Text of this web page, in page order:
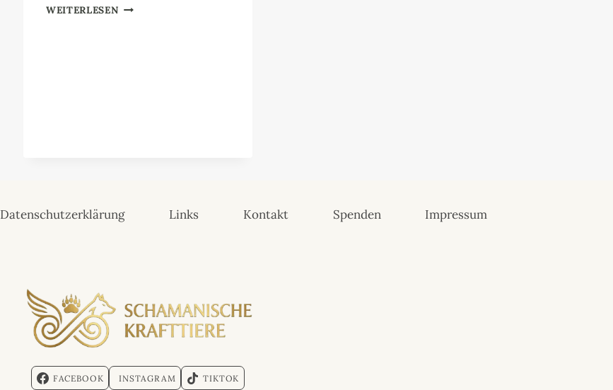
WEITERLESEN DRACHE
Datenschutzerklärung Links Kontakt Spenden Impressum
FACEBOOK INSTAGRAM TIKTOK